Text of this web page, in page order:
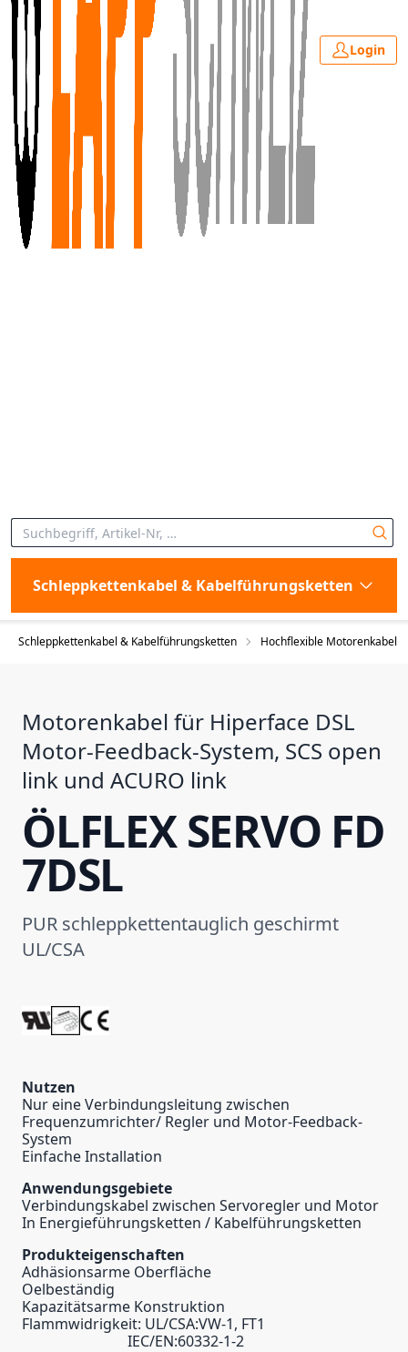
Login
Schleppkettenkabel & Kabelführungsketten
Schleppkettenkabel & Kabelführungsketten Hochflexible Motorenkabel
Motorenkabel für Hiperface DSL
Motor-Feedback-System, SCS open
link und ACURO link
ÖLFLEX SERVO FD
7DSL
PUR schleppkettentauglich geschirmt
UL/CSA
Nutzen
Nur eine Verbindungsleitung zwischen
Frequenzumrichter/ Regler und Motor-Feedback-
System
Einfache Installation
Anwendungsgebiete
Verbindungskabel zwischen Servoregler und Motor
In Energieführungsketten / Kabelführungsketten
Produkteigenschaften
Adhäsionsarme Oberfläche
Oelbeständig
Kapazitätsarme Konstruktion
Flammwidrigkeit: UL/CSA:VW-1, FT1
IEC/EN:60332-1-2